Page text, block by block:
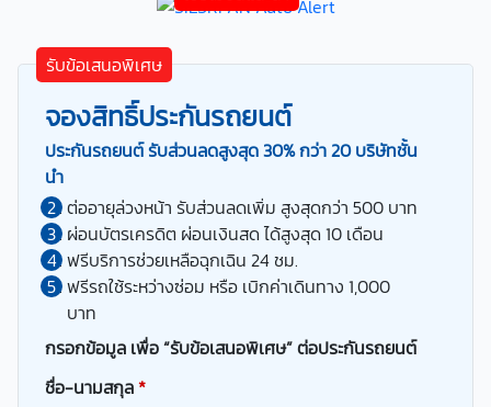
รับข้อเสนอพิเศษ
จองสิทธิ์ประกันรถยนต์
ประกันรถยนต์ รับส่วนลดสูงสุด 30% กว่า 20 บริษัทชั้น
นำ
ต่ออายุล่วงหน้า รับส่วนลดเพิ่ม สูงสุดกว่า 500 บาท
ผ่อนบัตรเครดิต ผ่อนเงินสด ได้สูงสุด 10 เดือน
ฟรีบริการช่วยเหลือฉุกเฉิน 24 ชม.
ฟรีรถใช้ระหว่างซ่อม หรือ เบิกค่าเดินทาง 1,000
บาท
กรอกข้อมูล เพื่อ “รับข้อเสนอพิเศษ” ต่อประกันรถยนต์
ชื่อ-นามสกุล*